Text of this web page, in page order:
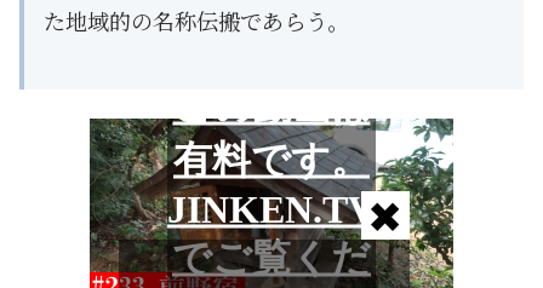
た地域的の名称伝搬であらう。